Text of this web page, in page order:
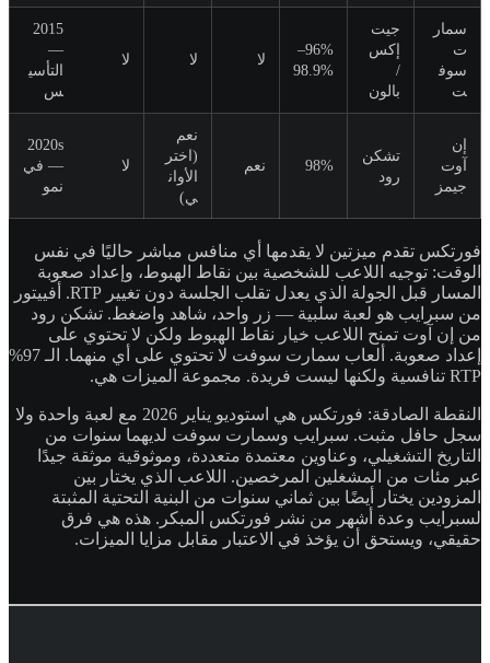
سمار
ت
سوف
ت
جيت
إكس
/
بالون
96%–
98.9%
لا لا لا
2015
—
التأسي
س
إن
آوت
جيمز
تشكن
رود
98% نعم
نعم
(اختر
الأوان
ي)
لا
2020s
— في
نمو
فورتكس تقدم ميزتين لا يقدمها أي منافس مباشر حاليًا في نفس
الوقت: توجيه اللاعب للشخصية بين نقاط الهبوط، وإعداد صعوبة
المسار قبل الجولة الذي يعدل تقلب الجلسة دون تغيير RTP. أفييتور
من سبرايب هو لعبة سلبية — زر واحد، شاهد واضغط. تشكن رود
من إن آوت تمنح اللاعب خيار نقاط الهبوط ولكن لا تحتوي على
إعداد صعوبة. ألعاب سمارت سوفت لا تحتوي على أي منهما. الـ 97%
RTP تنافسية ولكنها ليست فريدة. مجموعة الميزات هي.
النقطة الصادقة: فورتكس هي استوديو يناير 2026 مع لعبة واحدة ولا
سجل حافل مثبت. سبرايب وسمارت سوفت لديهما سنوات من
التاريخ التشغيلي، وعناوين معتمدة متعددة، وموثوقية موثقة جيدًا
عبر مئات من المشغلين المرخصين. اللاعب الذي يختار بين
المزودين يختار أيضًا بين ثماني سنوات من البنية التحتية المثبتة
لسبرايب وعدة أشهر من نشر فورتكس المبكر. هذه هي فرق
حقيقي، ويستحق أن يؤخذ في الاعتبار مقابل مزايا الميزات.